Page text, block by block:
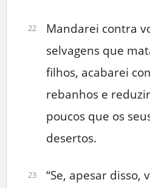
22
Mandarei contra
selvagens que
filhos, acabarei
rebanhos e
poucos que os
desertos.
23
“Se, apesar disso,